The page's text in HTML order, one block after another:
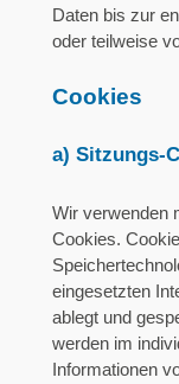
Daten bis zur
oder teilweise
Cookies
a) Sitzungs-
Wir verwenden
Cookies.
eingesetzten
ablegt und
werden im
Informationen